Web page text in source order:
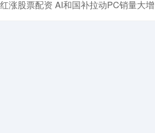
​红涨股票配资 AI和国补拉动PC销量大增